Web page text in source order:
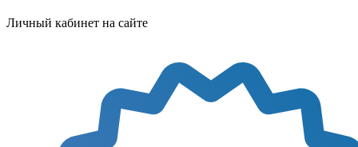
Личный кабинет на сайте